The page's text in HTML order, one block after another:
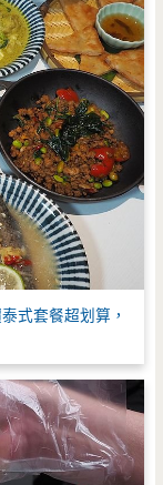
式套餐超划算，